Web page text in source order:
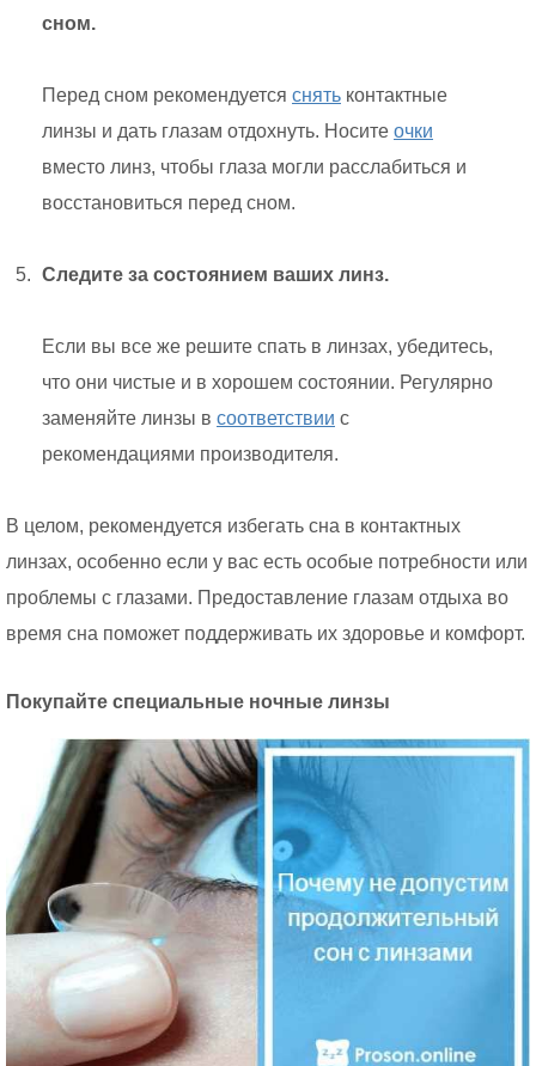
сном.
Перед сном рекомендуется снять контактные
линзы и дать глазам отдохнуть. Носите очки
вместо линз, чтобы глаза могли расслабиться и
восстановиться перед сном.
Следите за состоянием ваших линз.
Если вы все же решите спать в линзах, убедитесь,
что они чистые и в хорошем состоянии. Регулярно
заменяйте линзы в соответствии с
рекомендациями производителя.
В целом, рекомендуется избегать сна в контактных
линзах, особенно если у вас есть особые потребности или
проблемы с глазами. Предоставление глазам отдыха во
время сна поможет поддерживать их здоровье и комфорт.
Покупайте специальные ночные линзы